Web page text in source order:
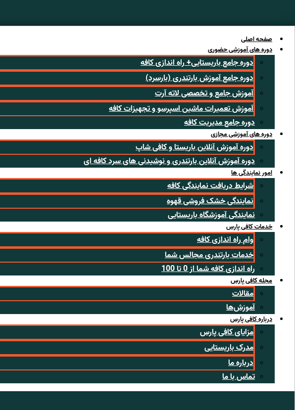
صفحه اصلی
دوره های آموزشی حضوری
دوره جامع باریستایی+ راه اندازی کافه
دوره جامع آموزش بارتندری (بارسرد)
آموزش جامع و تخصصی لاته آرت
آموزش تعمیرات ماشین اسپرسو و تجهیزات کافه
دوره جامع مدیریت کافه
دوره های آموزشی مجازی
دوره آموزش آنلاین باریستا و کافی شاپ
دوره آموزش آنلاین بارتندری و نوشیدنی های سرد کافه ای
امور نمایندگی ها
شرایط دریافت نمایندگی کافه
نمایندگی خشک فروشی قهوه
نمایندگی آموزشگاه باریستایی
خدمات کافی پارس
وام راه اندازی کافه
خدمات بارتندری مجالس شما
راه اندازی کافه شما از 0 تا 100
مجله کافی پارس
مقالات
آموزش‌ها
درباره کافی پارس
مزایای کافی پارس
مدرک باریستایی
درباره ما
تماس با ما